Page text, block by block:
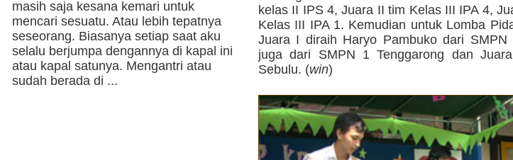
masih saja kesana kemari untuk
mencari sesuatu. Atau lebih tepatnya
seseorang. Biasanya setiap saat aku
selalu berjumpa dengannya di kapal ini
atau kapal satunya. Mengantri atau
sudah berada di ...
kelas II IPS 4, Juara II tim Kelas III IPA 4,
Kelas III IPA 1. Kemudian untuk Lomba
Juara I diraih Haryo Pambuko dari
juga dari SMPN 1 Tenggarong dan
Sebulu. (win)